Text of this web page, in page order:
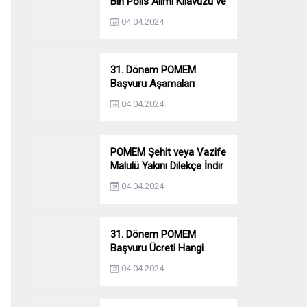
Başvuru Ekranı
04.04.2024
31. Dönem POMEM
Başvuru Aşamaları
Nelerdir? Ön Sağlık –
Parkur – Mülakat
04.04.2024
POMEM Şehit veya Vazife
Malulü Yakını Dilekçe İndir
04.04.2024
31. Dönem POMEM
Başvuru Ücreti Hangi
Bankaya Yatırılacak?
04.04.2024